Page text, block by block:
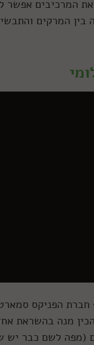
המרכיבים
המרקים
חברת הפניקס
מנה בהשראת
(מפה לשם כבר יש